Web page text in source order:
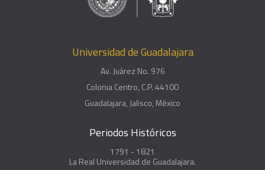
Universidad de Guadalajara
Av. Juárez No. 976
Colonia Centro, C.P. 44100
Guadalajara, Jalisco, México
Periodos Históricos
1791 - 1821
La Real Universidad de Guadalajara.